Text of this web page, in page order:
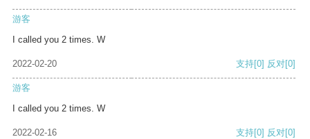
游客
I called you 2 times. W
2022-02-20 支持[0] 反对[0]
游客
I called you 2 times. W
2022-02-16 支持[0] 反对[0]